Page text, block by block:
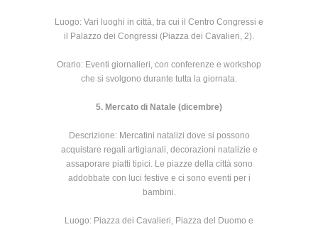
Luogo: Vari luoghi in città, tra cui il Centro Congressi e
il Palazzo dei Congressi (Piazza dei Cavalieri, 2).
Orario: Eventi giornalieri, con conferenze e workshop
che si svolgono durante tutta la giornata.
5. Mercato di Natale (dicembre)
Descrizione: Mercatini natalizi dove si possono
acquistare regali artigianali, decorazioni natalizie e
assaporare piatti tipici. Le piazze della città sono
addobbate con luci festive e ci sono eventi per i
bambini.
Luogo: Piazza dei Cavalieri, Piazza del Duomo e